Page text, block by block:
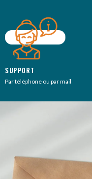
SUPPORT
Par téléphone ou par mail